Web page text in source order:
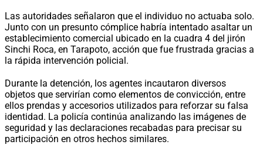
Las autoridades señalaron que el individuo no actuaba solo.
Junto con un presunto cómplice habría intentado asaltar un
establecimiento comercial ubicado en la cuadra 4 del jirón
Sinchi Roca, en Tarapoto, acción que fue frustrada gracias a
la rápida intervención policial.
Durante la detención, los agentes incautaron diversos
objetos que servirían como elementos de convicción, entre
ellos prendas y accesorios utilizados para reforzar su falsa
identidad. La policía continúa analizando las imágenes de
seguridad y las declaraciones recabadas para precisar su
participación en otros hechos similares.